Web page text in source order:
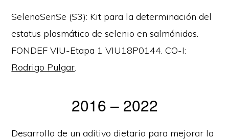
SelenoSenSe (S3): Kit para la determinación del
estatus plasmático de selenio en salmónidos.
FONDEF VIU-Etapa 1 VIU18P0144. CO-I:
Rodrigo Pulgar.
2016 – 2022
Desarrollo de un aditivo dietario para mejorar la